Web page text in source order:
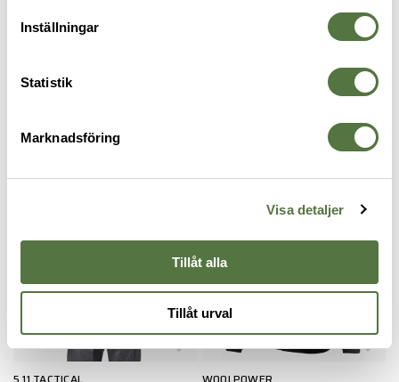
Inställningar
Statistik
Marknadsföring
Visa detaljer
Tillåt alla
Tillåt urval
MELLANLAGER